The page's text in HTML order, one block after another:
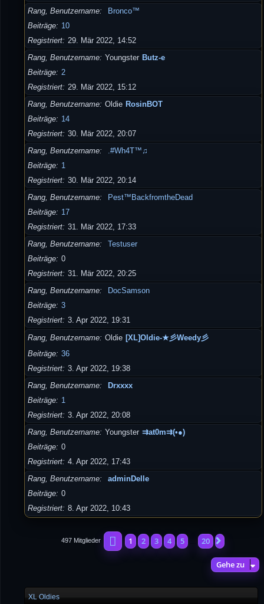
Rang, Benutzername
Bronco™
Beiträge
10
Registriert 29. Mär 2022, 14:52
Rang, Benutzername Youngster Butz-e
Beiträge 2
Registriert 29. Mär 2022, 15:12
Rang, Benutzername Oldie RosinBOT
Beiträge
14
Registriert 30. Mär 2022, 20:07
Rang, Benutzername
.#Wh4T™♫
Beiträge
1
Registriert 30. Mär 2022, 20:14
Rang, Benutzername
Pest™BackfromtheDead
Beiträge
17
Registriert 31. Mär 2022, 17:33
Rang, Benutzername
Testuser
Beiträge 0
Registriert 31. Mär 2022, 20:25
Rang, Benutzername
DocSamson
Beiträge 3
Registriert 3. Apr 2022, 19:31
Rang, Benutzername Oldie [XL]Oldie-★彡Weedy彡
Beiträge 36
Registriert 3. Apr 2022, 19:38
Rang, Benutzername
Drxxxx
Beiträge
1
Registriert 3. Apr 2022, 20:08
Rang, Benutzername Youngster ⇉at0m⇉(•●)
Beiträge 0
Registriert 4. Apr 2022, 17:43
Rang, Benutzername
adminDelle
Beiträge 0
Registriert 8. Apr 2022, 10:43
497 Mitglieder Seite1von20
1 2 3 4 5 20
Gehe zu
XL Oldies